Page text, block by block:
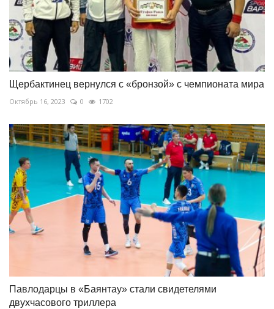
Щербактинец вернулся с «бронзой» с чемпионата мира
Октябрь 16, 2023 0 1702
Павлодарцы в «Баянтау» стали свидетелями
двухчасового триллера